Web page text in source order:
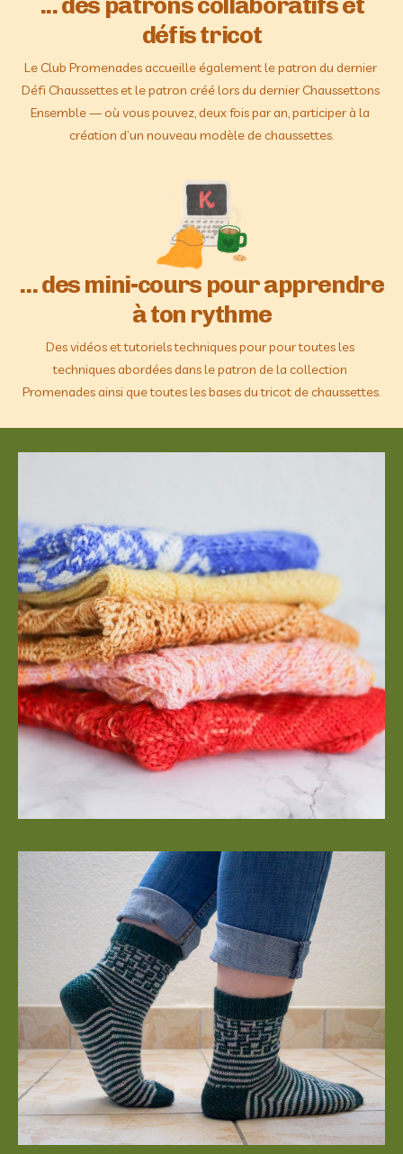
défis tricot
Le Club Promenades accueille également le patron du dernier
Défi Chaussettes et le patron créé lors du dernier Chaussettons
Ensemble — où vous pouvez, deux fois par an, participer à la
création d’un nouveau modèle de chaussettes.
... des mini-cours pour apprendre
à ton rythme
Des vidéos et tutoriels techniques pour pour toutes les
techniques abordées dans le patron de la collection
Promenades ainsi que toutes les bases du tricot de chaussettes.